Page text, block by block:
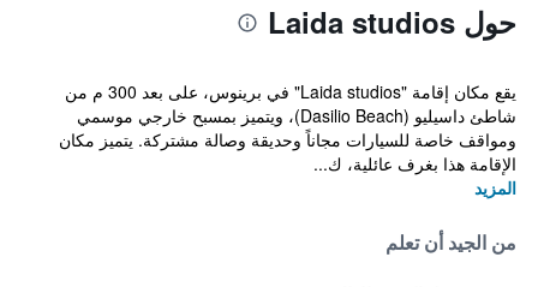
حول Laida studios
يقع مكان إقامة "Laida studios" في برينوس، على بعد 300 م من
شاطئ داسيليو (Dasilio Beach)، ويتميز بمسبح خارجي موسمي
ومواقف خاصة للسيارات مجاناً وحديقة وصالة مشتركة. يتميز مكان
الإقامة هذا بغرف عائلية، ك...
المزيد
من الجيد أن تعلم